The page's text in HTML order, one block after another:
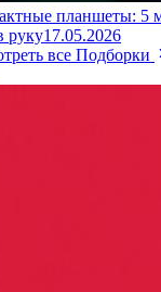
планшеты: 5
руку17.05.2026
все Подборки